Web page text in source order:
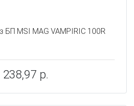
БП MSI MAG VAMPIRIC 100R
238,97 р.